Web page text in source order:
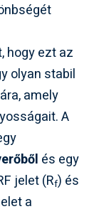
hogy ezt az
olyan stabil
amely
A
és egy
jelet (Rf) és
a